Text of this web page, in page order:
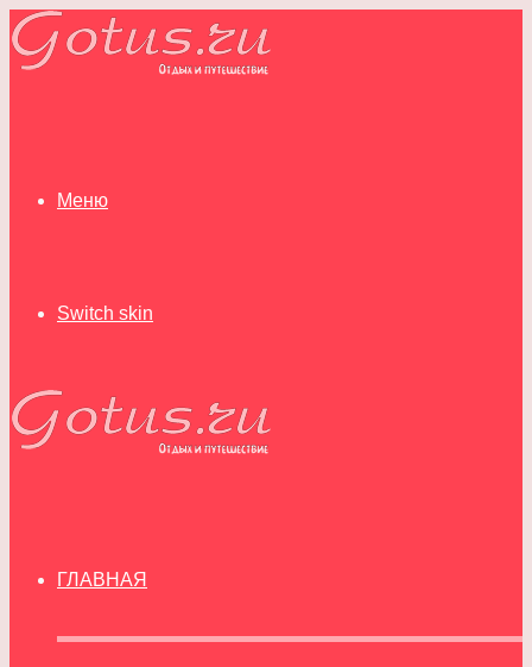
Меню
Switch skin
ГЛАВНАЯ